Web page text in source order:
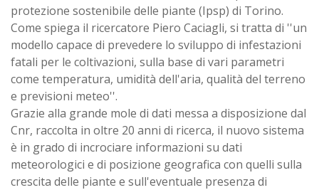
protezione sostenibile delle piante (Ipsp) di Torino.
Come spiega il ricercatore Piero Caciagli, si tratta di ''un
modello capace di prevedere lo sviluppo di infestazioni
fatali per le coltivazioni, sulla base di vari parametri
come temperatura, umidità dell'aria, qualità del terreno
e previsioni meteo''.
Grazie alla grande mole di dati messa a disposizione dal
Cnr, raccolta in oltre 20 anni di ricerca, il nuovo sistema
è in grado di incrociare informazioni su dati
meteorologici e di posizione geografica con quelli sulla
crescita delle piante e sull'eventuale presenza di